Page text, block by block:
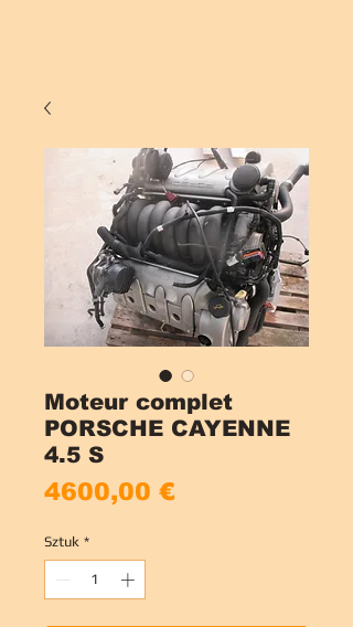
Moteur complet
PORSCHE CAYENNE
4.5 S
4600,00 €
Sztuk *